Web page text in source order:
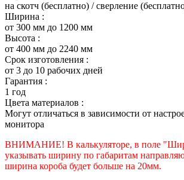
на скотч (бесплатно) / сверление
Ширина :
от 300 мм до 1200 мм
Высота :
от 400 мм до 2240 мм
Срок изготовления :
от 3 до 10 рабочих дней
Гарантия :
1 год
Цвета материалов :
Могут отличаться в зависимости от
монитора
ВНИМАНИЕ! В калькуляторе, в поле
указывать ширину по габаритам
ширина короба будет больше на 20мм.